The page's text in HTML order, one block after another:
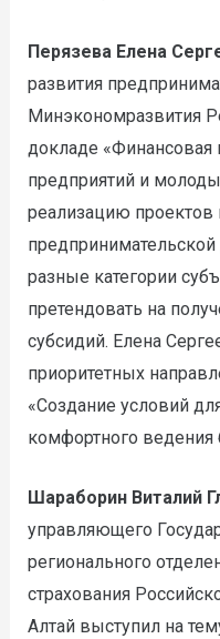
Перязева Елена
развития
Минэкономразвития
докладе
предприятий и
реализацию проектов
разные категории
претендовать на
субсидий. Елена
приоритетных
«Создание условий
комфортного ведения
Шараборин Виталий
управляющего
регионального
страхования
Алтай выступил на